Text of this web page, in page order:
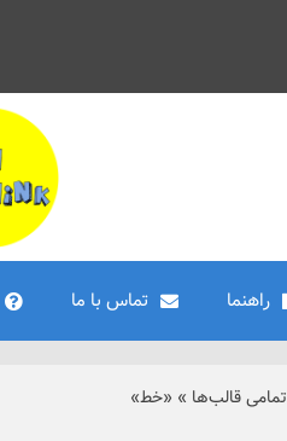
راهنما تماس با ما
تمامی قالب‌ها » «خط»